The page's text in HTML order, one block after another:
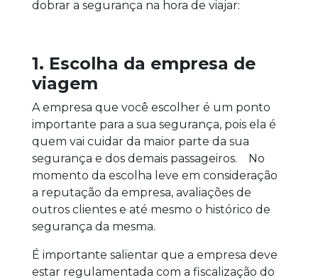
dobrar a segurança na hora de viajar:
1. Escolha da empresa de
viagem
A empresa que você escolher é um ponto
importante para a sua segurança, pois ela é
quem vai cuidar da maior parte da sua
segurança e dos demais passageiros. No
momento da escolha leve em consideração
a reputação da empresa, avaliações de
outros clientes e até mesmo o histórico de
segurança da mesma.
É importante salientar que a empresa deve
estar regulamentada com a fiscalização do